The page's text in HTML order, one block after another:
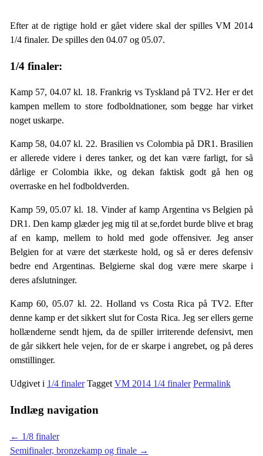
Efter at de rigtige hold er gået videre skal der spilles VM 2014
1/4 finaler. De spilles den 04.07 og 05.07.
1/4 finaler:
Kamp 57, 04.07 kl. 18. Frankrig vs Tyskland på TV2. Her er det
kampen mellem to store fodboldnationer, som begge har virket
noget uskarpe.
Kamp 58, 04.07 kl. 22. Brasilien vs Colombia på DR1. Brasilien
er allerede videre i deres tanker, og det kan være farligt, for så
dårlige er Colombia ikke, og dekan faktisk godt gå hen og
overraske en hel fodboldverden.
Kamp 59, 05.07 kl. 18. Vinder af kamp Argentina vs Belgien på
DR1. Den kamp glæder jeg mig til at se,fordet burde blive et brag
af en kamp, mellem to hold med gode offensiver. Jeg anser
Belgien for at være det stærkeste hold, og så er deres defensiv
bedre end Argentinas. Belgierne skal dog være mere skarpe i
deres afslutninger.
Kamp 60, 05.07 kl. 22. Holland vs Costa Rica på TV2. Efter
denne kamp er det sikkert slut for Costa Rica. Jeg ser ellers gerne
hollænderne sendt hjem, da de spiller irriterende defensivt, men
de går sikkert hele vejen, for de er skarpe i angrebet, og på deres
omstillinger.
Udgivet i 1/4 finaler Tagget VM 2014 1/4 finaler Permalink
Indlæg navigation
← 1/8 finaler
Semifinaler, bronzekamp og finale →